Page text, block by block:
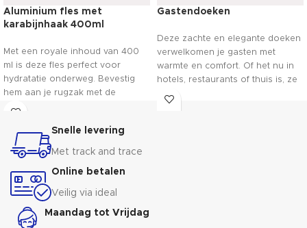
Aluminium fles met
karabijnhaak 400ml
Met een royale inhoud van 400
ml is deze fles perfect voor
hydratatie onderweg. Bevestig
hem aan je rugzak met de
handige karabijnhaak en blijf
wandelingen, sportactiviteiten of
dagelijkse avonturen. Gemaakt
van hoogwaardig aluminium, is
deze fles je betrouwbare
metgezel voor onderweg!
Gastendoeken
Deze zachte en elegante doeken
verwelkomen je gasten met
warmte en comfort. Of het nu in
hotels, restaurants of thuis is, ze
voegen een verfijnde touch toe
Snelle levering
Met track and trace
Online betalen
Veilig via ideal
Maandag tot Vrijdag